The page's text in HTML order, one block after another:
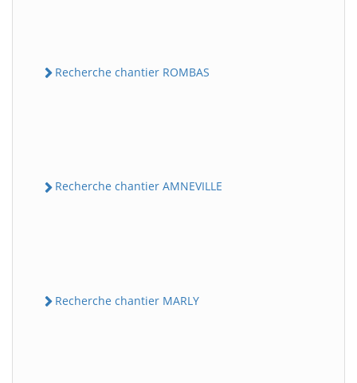
Recherche chantier ROMBAS
Recherche chantier AMNEVILLE
Recherche chantier MARLY